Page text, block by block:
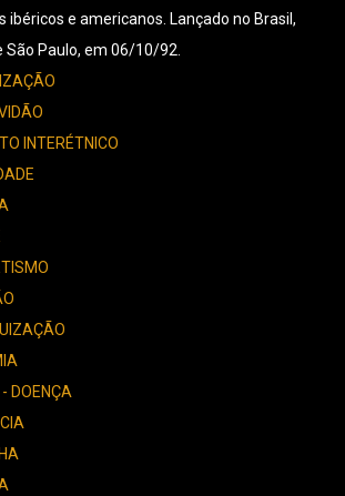
ibéricos e americanos. Lançado no Brasil,
São Paulo, em 06/10/92.
INTERÉTNICO
DOENÇA